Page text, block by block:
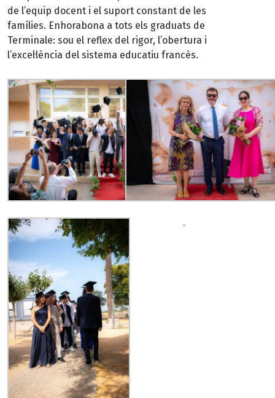
de l’equip docent i el suport constant de les
famílies. Enhorabona a tots els graduats de
Terminale: sou el reflex del rigor, l’obertura i
l’excel·lència del sistema educatiu francès.